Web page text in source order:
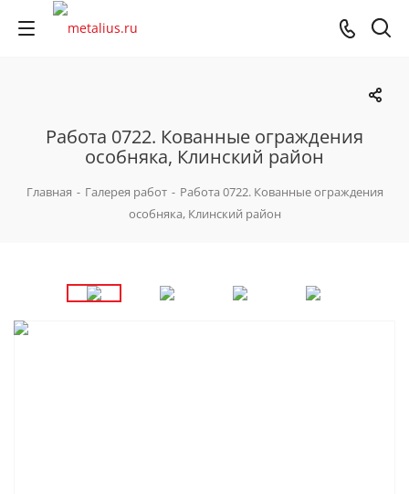
Работа 0722. Кованные ограждения
особняка, Клинский район
Главная - Галерея работ - Работа 0722. Кованные ограждения
особняка, Клинский район